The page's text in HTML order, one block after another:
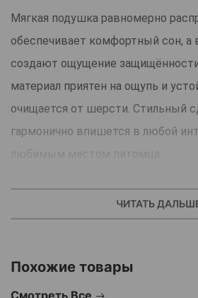
Мягкая подушка равномерно
обеспечивает комфортный сон, а
создают ощущение
материал приятен на ощупь и
очищается от шерсти. Стильный
гармонично впишется в любой
любимым местом питомца.
мягкая и упругая внутренняя
подходит для круглогодичного
прост в уходе и переноске
ЧИТАТЬ
Похожие товары